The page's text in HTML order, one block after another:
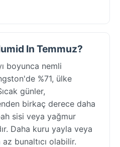
In Temmuz?
boyunca nemli
%71, ülke
günler,
birkaç derece daha
sisi veya yağmur
Daha kuru yayla veya
bunaltıcı olabilir.